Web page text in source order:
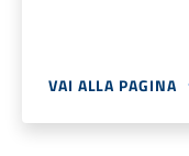
VAI ALLA PAGINA